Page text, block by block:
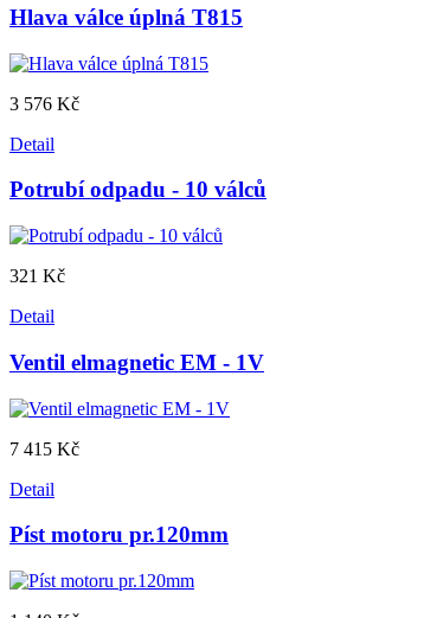
Hlava válce úplná T815
3 576 Kč
Detail
Potrubí odpadu - 10 válců
321 Kč
Detail
Ventil elmagnetic EM - 1V
7 415 Kč
Detail
Píst motoru pr.120mm